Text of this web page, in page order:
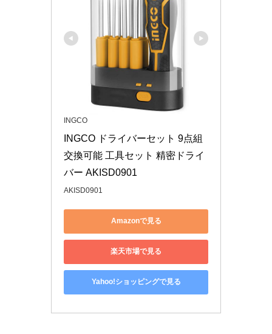
INGCO
INGCO ドライバーセット 9点組
交換可能 工具セット 精密ドライ
バー AKISD0901
AKISD0901
Amazonで見る
楽天市場で見る
Yahoo!ショッピングで見る